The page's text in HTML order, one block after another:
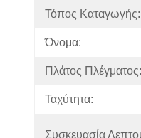
Τόπος Καταγωγής:
Όνομα:
Πλάτος Πλέγματος:
Ταχύτητα:
Συσκευασία